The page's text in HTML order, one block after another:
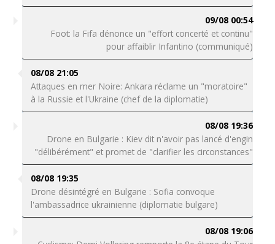
09/08 00:54
Foot: la Fifa dénonce un "effort concerté et continu"
pour affaiblir Infantino (communiqué)
08/08 21:05
Attaques en mer Noire: Ankara réclame un "moratoire"
à la Russie et l'Ukraine (chef de la diplomatie)
08/08 19:36
Drone en Bulgarie : Kiev dit n'avoir pas lancé d'engin
"délibérément" et promet de "clarifier les circonstances"
08/08 19:35
Drone désintégré en Bulgarie : Sofia convoque
l'ambassadrice ukrainienne (diplomatie bulgare)
08/08 19:06